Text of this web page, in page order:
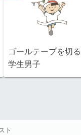
ゴールテープを切
学生男子
ト